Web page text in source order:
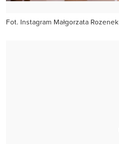
Fot. Instagram Małgorzata Rozenek